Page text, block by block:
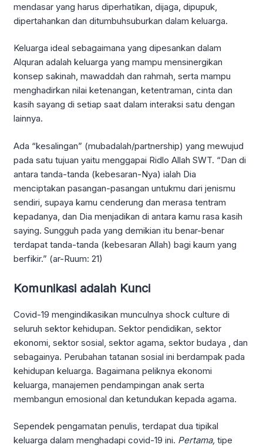
mendasar yang harus diperhatikan, dijaga, dipupuk,
dipertahankan dan ditumbuhsuburkan dalam keluarga.
Keluarga ideal sebagaimana yang dipesankan dalam
Alquran adalah keluarga yang mampu mensinergikan
konsep sakinah, mawaddah dan rahmah, serta mampu
menghadirkan nilai ketenangan, ketentraman, cinta dan
kasih sayang di setiap saat dalam interaksi satu dengan
lainnya.
Ada “kesalingan” (mubadalah/partnership) yang mewujud
pada satu tujuan yaitu menggapai Ridlo Allah SWT. “Dan di
antara tanda-tanda (kebesaran-Nya) ialah Dia
menciptakan pasangan-pasangan untukmu dari jenismu
sendiri, supaya kamu cenderung dan merasa tentram
kepadanya, dan Dia menjadikan di antara kamu rasa kasih
saying. Sungguh pada yang demikian itu benar-benar
terdapat tanda-tanda (kebesaran Allah) bagi kaum yang
berfikir.” (ar-Ruum: 21)
Komunikasi adalah Kunci
Covid-19 mengindikasikan munculnya shock culture di
seluruh sektor kehidupan. Sektor pendidikan, sektor
ekonomi, sektor sosial, sektor agama, sektor budaya , dan
sebagainya. Perubahan tatanan sosial ini berdampak pada
kehidupan keluarga. Bagaimana peliknya ekonomi
keluarga, manajemen pendampingan anak serta
membangun emosional dan ketundukan kepada agama.
Sependek pengamatan penulis, terdapat dua tipikal
keluarga dalam menghadapi covid-19 ini. Pertama, tipe